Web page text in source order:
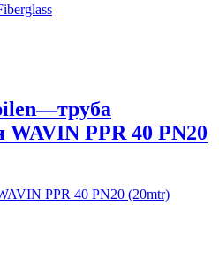
WAVIN PPR 40 PN20
PPR 40 PN20 (20mtr)